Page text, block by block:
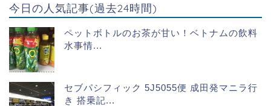
今日の人気記事(過去24時間)
ペットボトルのお茶が甘い！ベトナムの飲料
水事情...
セブパシフィック 5J5055便 成田発マニラ行
き 搭乗記...